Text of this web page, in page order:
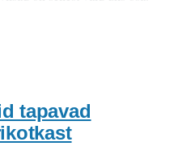
tapavad